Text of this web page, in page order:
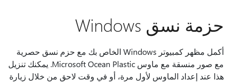
حزمة نسق Windows
أكمل مظهر كمبيوتر Windows الخاص بك مع حزم نسق حصرية
مع صور منسقة مع ماوس Microsoft Ocean Plastic. يمكنك تنزيل
هذا عند إعداد الماوس لأول مرة، أو في وقت لاحق من خلال زيارة